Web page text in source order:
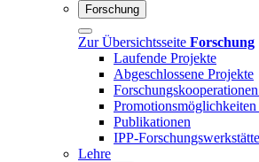
Forschung
Zur Übersichtsseite Forschung
Laufende Projekte
Abgeschlossene Projekte
Promotionsmöglichkeiten
Publikationen
IPP-
Lehre